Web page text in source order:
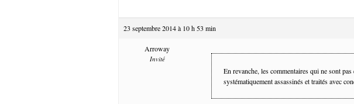
23 septembre 2014 à 10 h 53 min
Arroway
Invité
En revanche, les commentaires qui ne sont
systématiquement assassinés et traités avec